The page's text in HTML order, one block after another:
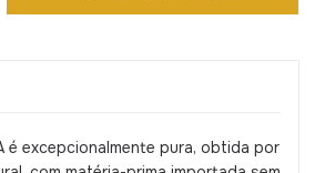
é excepcionalmente pura, obtida por